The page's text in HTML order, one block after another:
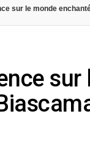
sur le monde
sur